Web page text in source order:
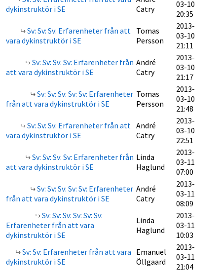
dykinstruktör i SE
Catry
03-10
20:35
Sv: Sv: Sv: Erfarenheter från att
vara dykinstruktör i SE
Tomas
Persson
2013-
03-10
21:11
Sv: Sv: Sv: Sv: Erfarenheter från
att vara dykinstruktör i SE
André
Catry
2013-
03-10
21:17
Sv: Sv: Sv: Sv: Sv: Erfarenheter
från att vara dykinstruktör i SE
Tomas
Persson
2013-
03-10
21:48
Sv: Sv: Sv: Erfarenheter från att
vara dykinstruktör i SE
André
Catry
2013-
03-10
22:51
Sv: Sv: Sv: Sv: Erfarenheter från
att vara dykinstruktör i SE
Linda
Haglund
2013-
03-11
07:00
Sv: Sv: Sv: Sv: Sv: Erfarenheter
från att vara dykinstruktör i SE
André
Catry
2013-
03-11
08:09
Sv: Sv: Sv: Sv: Sv: Sv:
Erfarenheter från att vara
dykinstruktör i SE
Linda
Haglund
2013-
03-11
10:03
Sv: Sv: Erfarenheter från att vara
dykinstruktör i SE
Emanuel
Öllgaard
2013-
03-11
21:04